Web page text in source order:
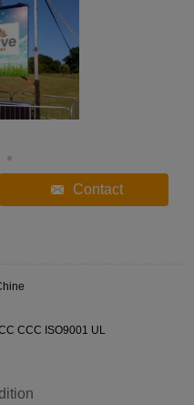
Contact
CCC ISO9001 UL